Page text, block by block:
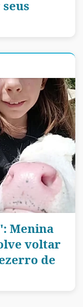
Menina
voltar
de